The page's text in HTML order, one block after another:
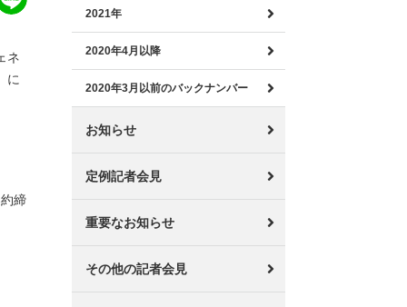
ネ
に
締
2021年
2020年4月以降
2020年3月以前のバックナンバー
お知らせ
定例記者会見
重要なお知らせ
その他の記者会見